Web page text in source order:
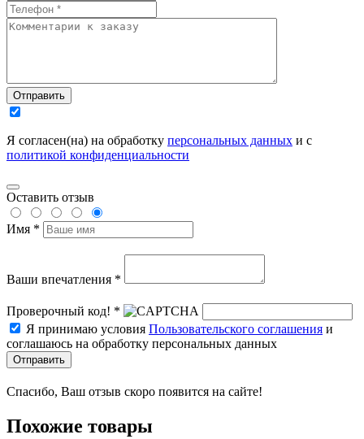
Отправить
Я согласен(на) на обработку персональных данных и с
политикой конфиденциальности
Оставить отзыв
Имя *
Ваши впечатления *
Проверочный код! *
Я принимаю условия Пользовательского соглашения и
соглашаюсь на обработку персональных данных
Отправить
Спасибо, Ваш отзыв скоро появится на сайте!
Похожие товары